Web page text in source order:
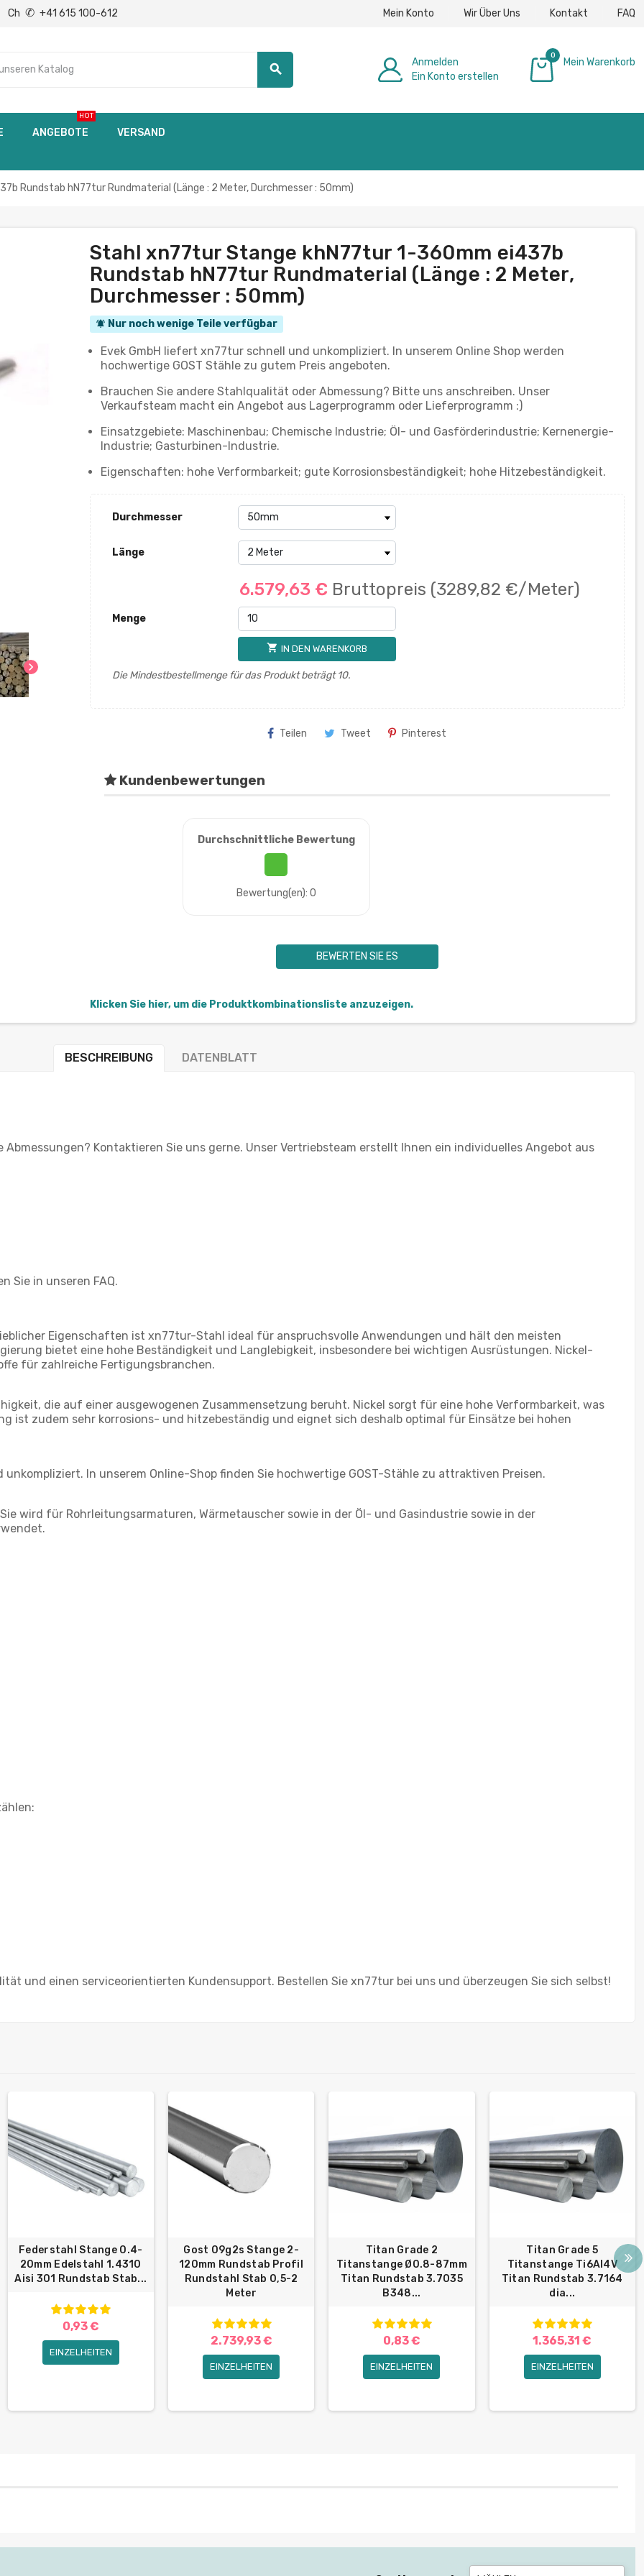
Ch ✆ +41 615 100-612 Mein Konto Wir Über Uns Kontakt FAQ
search
Anmelden
Ein Konto erstellen
0
Mein Warenkorb
ANGEBOTE
HOT
VERSAND
Rundstab hN77tur Rundmaterial (Länge : 2 Meter, Durchmesser : 50mm)
chevron_right
Stahl xn77tur Stange khN77tur 1-360mm ei437b
Rundstab hN77tur Rundmaterial (Länge : 2 Meter,
Durchmesser : 50mm)
notifications_active Nur noch wenige Teile verfügbar
Evek GmbH liefert xn77tur schnell und unkompliziert. In unserem Online Shop werden
hochwertige GOST Stähle zu gutem Preis angeboten.
Brauchen Sie andere Stahlqualität oder Abmessung? Bitte uns anschreiben. Unser
Verkaufsteam macht ein Angebot aus Lagerprogramm oder Lieferprogramm :)
Einsatzgebiete: Maschinenbau; Chemische Industrie; Öl- und Gasförderindustrie; Kernenergie-
Industrie; Gasturbinen-Industrie.
Eigenschaften: hohe Verformbarkeit; gute Korrosionsbeständigkeit; hohe Hitzebeständigkeit.
Durchmesser
Länge
6.579,63 € Bruttopreis (3289,82 €/Meter)
Menge
shopping_cart IN DEN WARENKORB
Die Mindestbestellmenge für das Produkt beträgt 10.
Teilen Tweet Pinterest
Kundenbewertungen
Durchschnittliche Bewertung
Bewertung(en): 0
BEWERTEN SIE ES
Klicken Sie hier, um die Produktkombinationsliste anzuzeigen.
BESCHREIBUNG DATENBLATT
Kontaktieren Sie uns gerne. Unser Vertriebsteam erstellt Ihnen ein individuelles Angebot aus
Sie in unseren FAQ.
Eigenschaften ist xn77tur-Stahl ideal für anspruchsvolle Anwendungen und hält den meisten
bietet eine hohe Beständigkeit und Langlebigkeit, insbesondere bei wichtigen Ausrüstungen. Nickel-
für zahlreiche Fertigungsbranchen.
die auf einer ausgewogenen Zusammensetzung beruht. Nickel sorgt für eine hohe Verformbarkeit, was
ist zudem sehr korrosions- und hitzebeständig und eignet sich deshalb optimal für Einsätze bei hohen
In unserem Online-Shop finden Sie hochwertige GOST-Stähle zu attraktiven Preisen.
wird für Rohrleitungsarmaturen, Wärmetauscher sowie in der Öl- und Gasindustrie sowie in der
und einen serviceorientierten Kundensupport. Bestellen Sie xn77tur bei uns und überzeugen Sie sich selbst!
Federstahl Stange 0.4-
20mm Edelstahl 1.4310
Aisi 301 Rundstab Stab...
0,93 €
EINZELHEITEN
Gost 09g2s Stange 2-
120mm Rundstab Profil
Rundstahl Stab 0,5-2
Meter
2.739,93 €
EINZELHEITEN
Titan Grade 2
Titanstange Ø0.8-87mm
Titan Rundstab 3.7035
B348...
0,83 €
EINZELHEITEN
Titan Grade 5
Titanstange Ti6Al4V
Titan Rundstab 3.7164
dia...
1.365,31 €
EINZELHEITEN